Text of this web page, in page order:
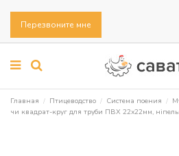
Перезвоните мне
Главная Птицеводство Система поения
чи квадрат-круг для труби ПВХ 22х22мм,